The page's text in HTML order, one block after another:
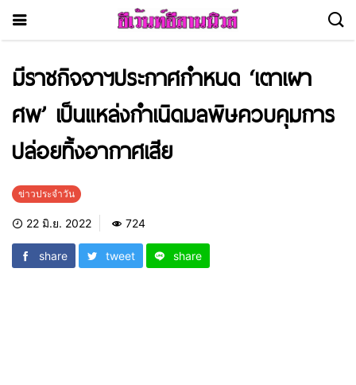
มีราชกิจจาฯประกาศกำหนด ‘เตาเผา
ศพ’ เป็นแหล่งกำเนิดมลพิษควบคุมการ
ปล่อยทิ้งอากาศเสีย
ข่าวประจำวัน
22 มิ.ย. 2022 724
share tweet share